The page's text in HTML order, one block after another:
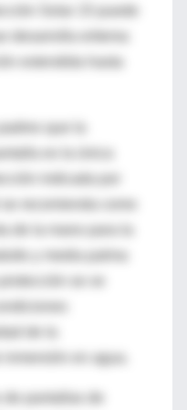
desarrolla eritema
es la única
recomienda como
y media palma
en agua.